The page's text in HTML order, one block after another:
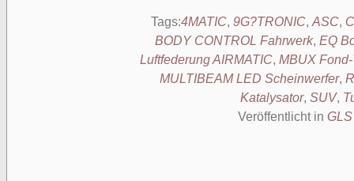
Tags:4MATIC, 9G?TRONIC, ASC,
BODY CONTROL Fahrwerk, EQ
Luftfederung AIRMATIC, MBUX
MULTIBEAM LED Scheinwerfer,
Katalysator, SUV,
Veröffentlicht in GLS